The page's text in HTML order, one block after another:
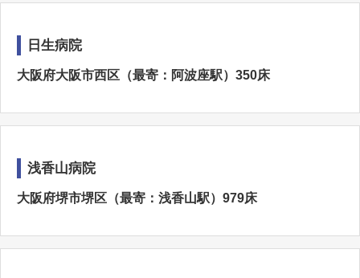
日生病院
大阪府大阪市西区（最寄：阿波座駅）350床
浅香山病院
大阪府堺市堺区（最寄：浅香山駅）979床